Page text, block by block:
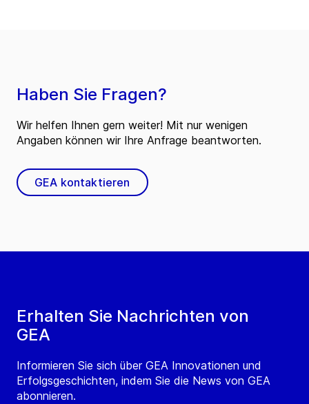
Erhalten Sie Nachrichten von
GEA
Informieren Sie sich über GEA Innovationen und
Erfolgsgeschichten, indem Sie die News von GEA
abonnieren.
Haben Sie Fragen?
Wir helfen Ihnen gern weiter! Mit nur wenigen
Angaben können wir Ihre Anfrage beantworten.
GEA kontaktieren